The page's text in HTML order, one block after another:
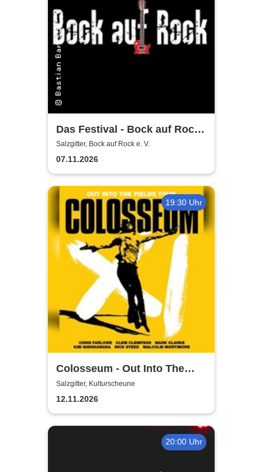
Das Festival - Bock auf Rock
gemeinnütziger e. V.
Salzgitter, Bock auf Rock e. V.
07.11.2026
19:30 Uhr
Colosseum - Out Into The
Fields
Salzgitter, Kulturscheune
12.11.2026
20:00 Uhr